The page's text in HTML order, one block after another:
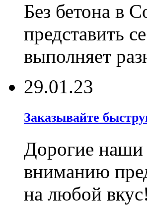
Без бетона в
представить
выполняет
29.01.23
Заказывайте
Дорогие
вниманию
на любой